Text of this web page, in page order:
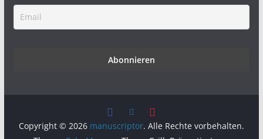
Copyright © 2026 manuscriptor. Alle Rechte vorbehalten.